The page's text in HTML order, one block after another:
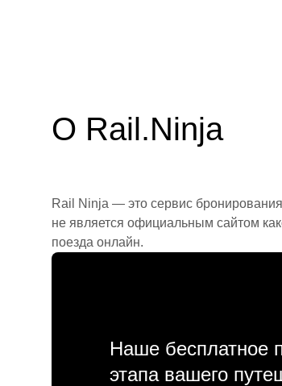
О Rail.Ninja
Rail Ninja — это сервис
не является официальным сайтом
поезда онлайн.
Наше бесплатное
этапа вашего